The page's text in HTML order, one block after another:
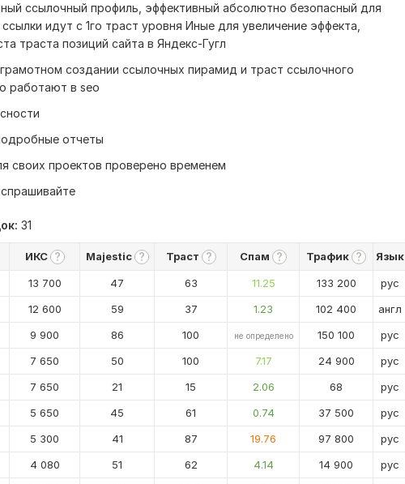
ссылочный профиль, эффективный абсолютно безопасный для
идут с 1го траст уровня Иные для увеличение эффекта,
траста позиций сайта в Яндекс-Гугл
создании ссылочных пирамид и траст ссылочного
работают в seo
отчеты
своих проектов проверено временем
31
ИКС ? Majestic ? Траст ? Спам ? Трафик ? Язык
13 700 47 63 11.25 133 200
рус
12 600 59 37 1.23 102 400
англ
9 900 86 100 не определено 150 100
рус
7 650 50 100 7.17 24 900
рус
7 650 21 15 2.06 68
рус
5 650 45 61 0.74 37 500
рус
5 300 41 87 19.76 97 800
рус
4 080 51 62 4.14 14 900
рус